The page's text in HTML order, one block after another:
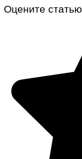
Оцените статью